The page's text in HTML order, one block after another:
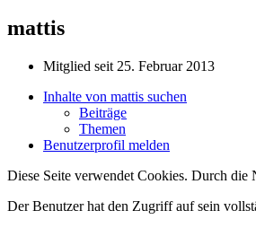
mattis
Mitglied seit 25. Februar 2013
Inhalte von mattis suchen
Beiträge
Themen
Benutzerprofil melden
Diese Seite verwendet Cookies. Durch die
Der Benutzer hat den Zugriff auf sein